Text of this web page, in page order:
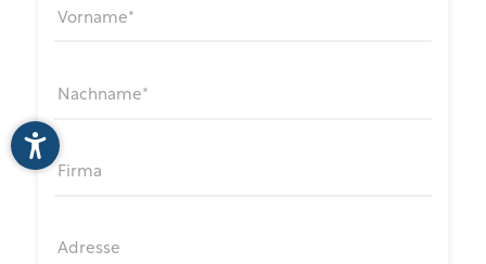
Vorname
Nachname
Firma
Adresse